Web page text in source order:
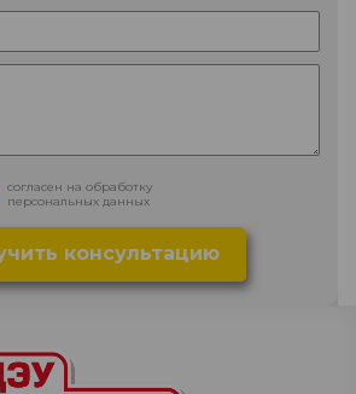
согласен на обработку
персональных данных